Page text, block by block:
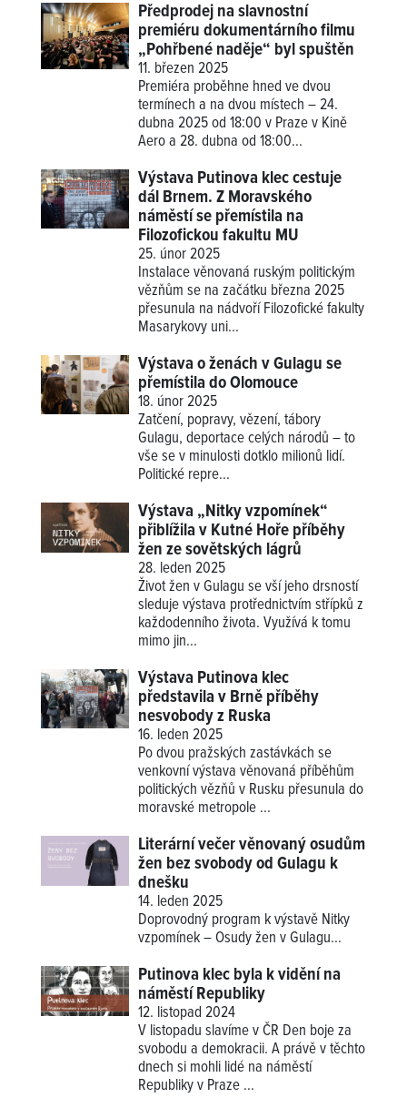
Předprodej na slavnostní
premiéru dokumentárního filmu
„Pohřbené naděje“ byl spuštěn
11. březen 2025
Premiéra proběhne hned ve dvou
termínech a na dvou místech – 24.
dubna 2025 od 18:00 v Praze v Kině
Aero a 28. dubna od 18:00...
Výstava Putinova klec cestuje
dál Brnem. Z Moravského
náměstí se přemístila na
Filozofickou fakultu MU
25. únor 2025
Instalace věnovaná ruským politickým
vězňům se na začátku března 2025
přesunula na nádvoří Filozofické fakulty
Masarykovy uni...
Výstava o ženách v Gulagu se
přemístila do Olomouce
18. únor 2025
Zatčení, popravy, vězení, tábory
Gulagu, deportace celých národů – to
vše se v minulosti dotklo milionů lidí.
Politické repre...
Výstava „Nitky vzpomínek“
přiblížila v Kutné Hoře příběhy
žen ze sovětských lágrů
28. leden 2025
Život žen v Gulagu se vší jeho drsností
sleduje výstava protřednictvím střípků z
každodenního života. Využívá k tomu
mimo jin...
Výstava Putinova klec
představila v Brně příběhy
nesvobody z Ruska
16. leden 2025
Po dvou pražských zastávkách se
venkovní výstava věnovaná příběhům
politických vězňů v Rusku přesunula do
moravské metropole ...
Literární večer věnovaný osudům
žen bez svobody od Gulagu k
dnešku
14. leden 2025
Doprovodný program k výstavě Nitky
vzpomínek – Osudy žen v Gulagu...
Putinova klec byla k vidění na
náměstí Republiky
12. listopad 2024
V listopadu slavíme v ČR Den boje za
svobodu a demokracii. A právě v těchto
dnech si mohli lidé na náměstí
Republiky v Praze ...